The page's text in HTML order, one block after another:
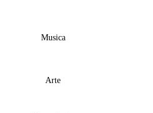
Musica
Arte